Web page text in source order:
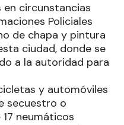
en circunstancias
Policiales
de chapa y pintura
ciudad, donde se
a la autoridad para
y automóviles
secuestro o
neumáticos